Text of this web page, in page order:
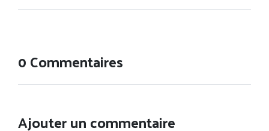
0 Commentaires
Ajouter un commentaire